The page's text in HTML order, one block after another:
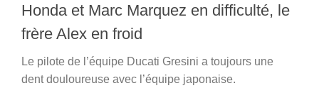
Honda et Marc Marquez en difficulté, le
frère Alex en froid
Le pilote de l’équipe Ducati Gresini a toujours une
dent douloureuse avec l’équipe japonaise.